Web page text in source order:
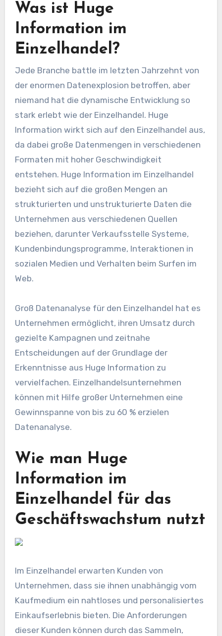
Was ist Huge
Information im
Einzelhandel?
Jede Branche battle im letzten Jahrzehnt von
der enormen Datenexplosion betroffen, aber
niemand hat die dynamische Entwicklung so
stark erlebt wie der Einzelhandel. Huge
Information wirkt sich auf den Einzelhandel aus,
da dabei große Datenmengen in verschiedenen
Formaten mit hoher Geschwindigkeit
entstehen. Huge Information im Einzelhandel
bezieht sich auf die großen Mengen an
strukturierten und unstrukturierte Daten die
Unternehmen aus verschiedenen Quellen
beziehen, darunter Verkaufsstelle Systeme,
Kundenbindungsprogramme, Interaktionen in
sozialen Medien und Verhalten beim Surfen im
Web.
Groß Datenanalyse für den Einzelhandel hat es
Unternehmen ermöglicht, ihren Umsatz durch
gezielte Kampagnen und zeitnahe
Entscheidungen auf der Grundlage der
Erkenntnisse aus Huge Information zu
vervielfachen. Einzelhandelsunternehmen
können mit Hilfe großer Unternehmen eine
Gewinnspanne von bis zu 60 % erzielen
Datenanalyse.
Wie man Huge
Information im
Einzelhandel für das
Geschäftswachstum nutzt
Im Einzelhandel erwarten Kunden von
Unternehmen, dass sie ihnen unabhängig vom
Kaufmedium ein nahtloses und personalisiertes
Einkaufserlebnis bieten. Die Anforderungen
dieser Kunden können durch das Sammeln,